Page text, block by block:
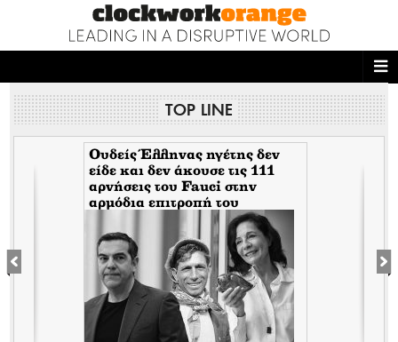
NEWS DESK
THE ONES WHO DO
MAGAZINE
TOP LINE
Ουδείς Έλληνας ηγέτης δεν
είδε και δεν άκουσε τις 111
αρνήσεις του Fauci στην
αρμόδια επιτροπή του
Κογκρέσου. Δείτε γιατί!